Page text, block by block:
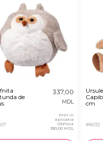
de
337,00
MDL
Pret in
aplicatia
OkFlora
330,00 MDL
cm
#8032